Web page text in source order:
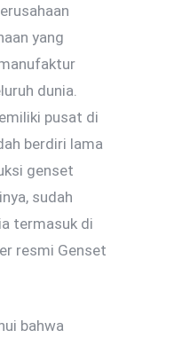
yang
dunia.
pusat di
berdiri lama
genset
sudah
termasuk di
resmi Genset
bahwa